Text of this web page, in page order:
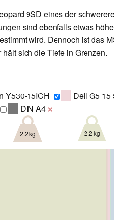
9SD eines der
sind ebenfalls etwas
wird. Dennoch ist das
sich die Tiefe in Grenzen.
Y530-15ICH
Dell G5 15
DIN A4 ❌
2.2 kg 2.2 kg